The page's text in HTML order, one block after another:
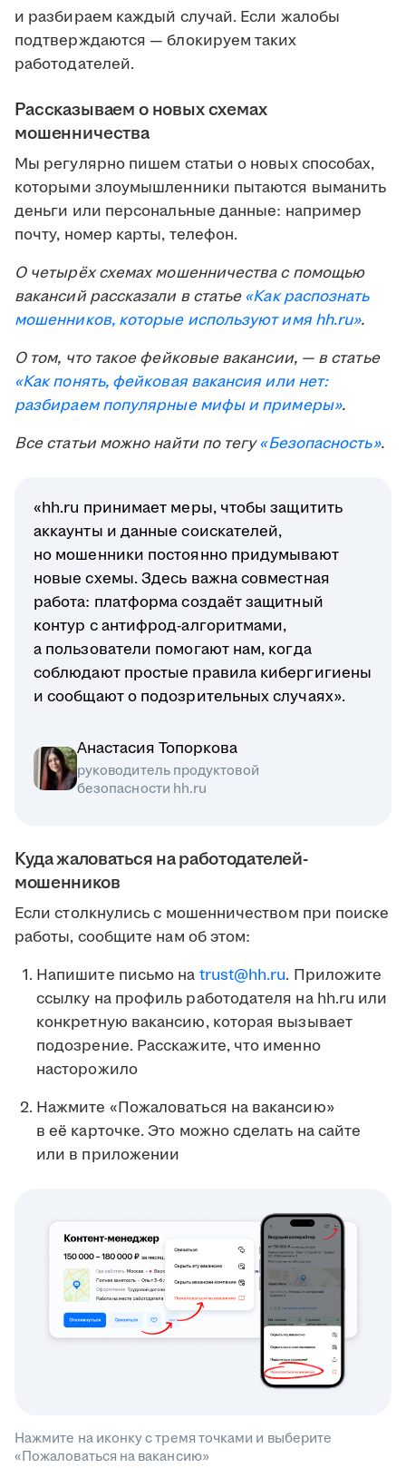
и разбираем каждый случай. Если жалобы
подтверждаются — блокируем таких
работодателей.
Рассказываем о новых схемах
мошенничества
Мы регулярно пишем статьи о новых способах,
которыми злоумышленники пытаются выманить
деньги или персональные данные: например
почту, номер карты, телефон.
О четырёх схемах мошенничества с помощью
вакансий рассказали в статье«Как распознать
мошенников, которые используют имяhh.ru».
О том, что такое фейковые вакансии, — в статье
«Как понять, фейковая вакансия или нет:
разбираем популярные мифы и примеры».
Все статьи можно найти по тегу«Безопасность».
«hh.ru принимает меры, чтобы защитить
аккаунты и данные соискателей,
но мошенники постоянно придумывают
новые схемы. Здесь важна совместная
работа: платформа создаёт защитный
контур с антифрод-алгоритмами,
а пользователи помогают нам, когда
соблюдают простые правила кибергигиены
и сообщают о подозрительных случаях».
Анастасия Топоркова
руководитель продуктовой
безопасности hh.ru
Куда жаловаться на работодателей-
мошенников
Если столкнулись с мошенничеством при поиске
работы, сообщите нам об этом:
Напишите письмо на trust@hh.ru. Приложите
ссылку на профиль работодателя на hh.ru или
конкретную вакансию, которая вызывает
подозрение. Расскажите, что именно
насторожило
Нажмите «Пожаловаться на вакансию»
в её карточке. Это можно сделать на сайте
или в приложении
Нажмите на иконку с тремя точками и выберите
«Пожаловаться на вакансию»